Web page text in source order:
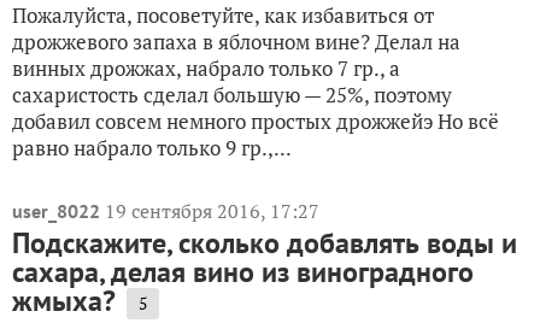
Пожалуйста, посоветуйте, как избавиться от
дрожжевого запаха в яблочном вине? Делал на
винных дрожжах, набрало только 7 гр., а
сахаристость сделал большую — 25%, поэтому
добавил совсем немного простых дрожжейэ Но всё
равно набрало только 9 гр.,...
user_8022 19 сентября 2016, 17:27
Подскажите, сколько добавлять воды и
сахара, делая вино из виноградного
жмыха? 5